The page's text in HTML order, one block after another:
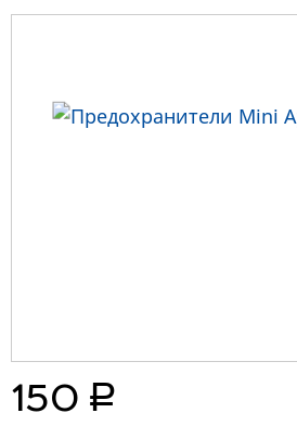
150 руб.